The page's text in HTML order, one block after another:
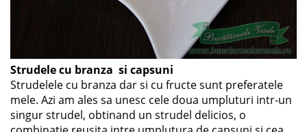
Strudele cu branza si capsuni
Strudelele cu branza dar si cu fructe sunt preferatele
mele. Azi am ales sa unesc cele doua umpluturi intr-un
singur strudel, obtinand un strudel delicios, o